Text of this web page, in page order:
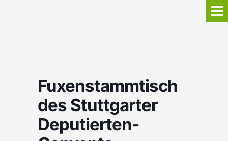
Fuxenstammtisch
des Stuttgarter
Deputierten-